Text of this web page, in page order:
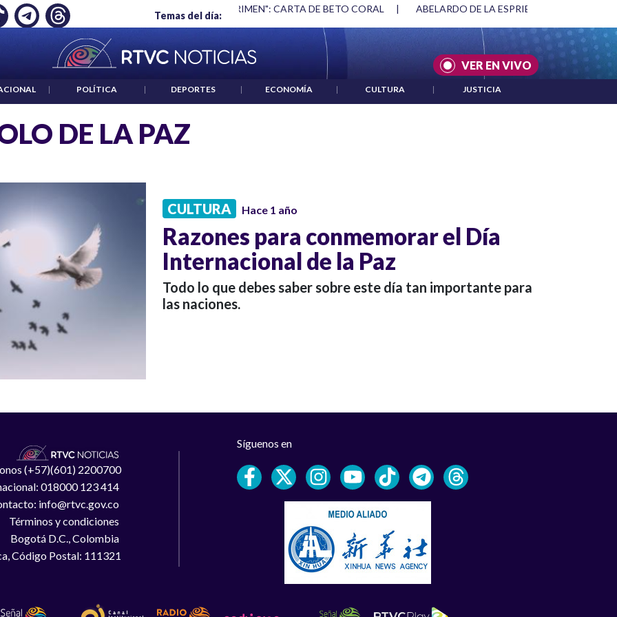
Temas del día:
EMPLEO: JP MORGAN "HABLAR NO ES UN CRIMEN": CARTA DE BETO CORAL | ABELARDO DE LA ESPRIELLA Y DMG
VER EN VIVO
| POLÍTICA | DEPORTES | ECONOMÍA | CULTURA | JUSTICIA
DE LA PAZ
CULTURA Hace 1 año
Razones para conmemorar el Día
Internacional de la Paz
Todo lo que debes saber sobre este día tan importante para
las naciones.
(+57)(601) 2200700
018000 123 414
info@rtvc.gov.co
Términos y condiciones
Bogotá D.C., Colombia
Código Postal: 111321
Síguenos en